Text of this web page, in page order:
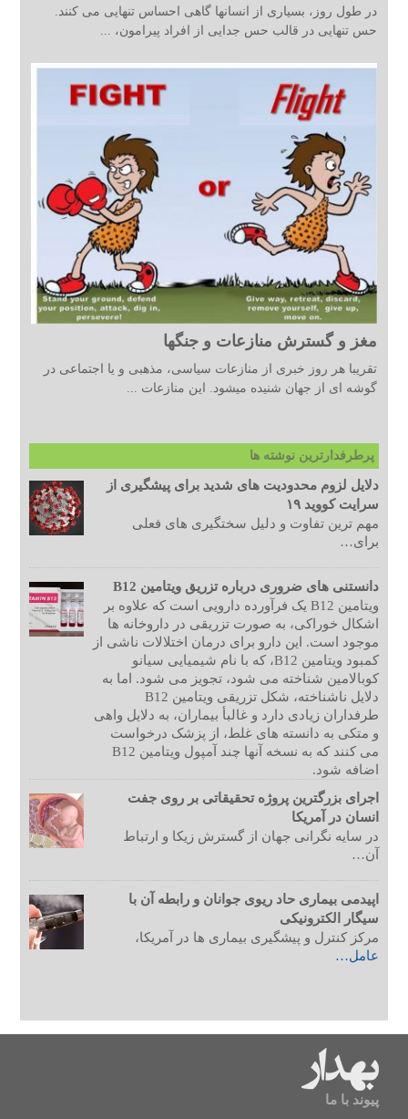
در طول روز، بسیاری از انسانها گاهی احساس تنهایی می کنند.
حس تنهایی در قالب حس جدایی از افراد پیرامون، ...
مغز و گسترش منازعات و جنگها
تقریبا هر روز خبری از منازعات سیاسی، مذهبی و یا اجتماعی در
گوشه ای از جهان شنیده میشود. این منازعات ...
پرطرفدارترین نوشته ها
دلایل لزوم محدودیت های شدید برای پیشگیری از
سرایت کووید ۱۹
مهم ترین تفاوت و دلیل سختگیری های فعلی
برای…
دانستنی های ضروری درباره تزریق ویتامین B12
ویتامین B12 یک فرآورده دارویی است که علاوه بر
اشکال خوراکی، به صورت تزریقی در داروخانه ها
موجود است. این دارو برای درمان اختلالات ناشی از
کمبود ویتامین B12، که با نام شیمیایی سیانو
کوبالامین شناخته می شود، تجویز می شود. اما به
دلایل ناشناخته، شکل تزریقی ویتامین B12
طرفداران زیادی دارد و غالبأ بیماران، به دلایل واهی
و متکی به دانسته های غلط، از پزشک درخواست
می کنند که به نسخه آنها چند آمپول ویتامین B12
اضافه شود.
اجرای بزرگترین پروژه تحقیقاتی بر روی جفت
انسان در آمریکا
در سایه نگرانی جهان از گسترش زیکا و ارتباط
آن…
اپیدمی بیماری حاد ریوی جوانان و رابطه آن با
سیگار الکترونیکی
مرکز کنترل و پیشگیری بیماری ها در آمریکا،
عامل…
پیوند با ما